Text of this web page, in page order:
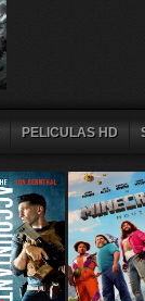
PELICULAS HD